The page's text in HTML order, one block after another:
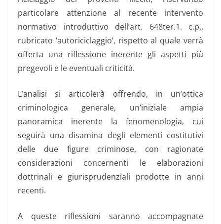
particolare attenzione al recente intervento
normativo introduttivo dell’art. 648ter.1. c.p.,
rubricato ‘autoriciclaggio’, rispetto al quale verrà
offerta una riflessione inerente gli aspetti più
pregevoli e le eventuali criticità.
L’analisi si articolerà offrendo, in un’ottica
criminologica generale, un’iniziale ampia
panoramica inerente la fenomenologia, cui
seguirà una disamina degli elementi costitutivi
delle due figure criminose, con ragionate
considerazioni concernenti le elaborazioni
dottrinali e giurisprudenziali prodotte in anni
recenti.
A queste riflessioni saranno accompagnate